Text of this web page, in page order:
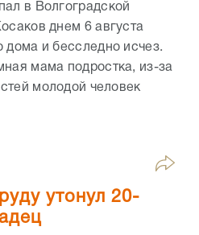
в Волгоградской
днем 6 августа
дома и бесследно исчез.
мама подростка, из-за
молодой человек
утонул 20-